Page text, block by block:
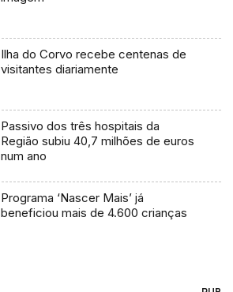
Ilha do Corvo recebe centenas de
visitantes diariamente
Passivo dos três hospitais da
Região subiu 40,7 milhões de euros
num ano
Programa ‘Nascer Mais’ já
beneficiou mais de 4.600 crianças